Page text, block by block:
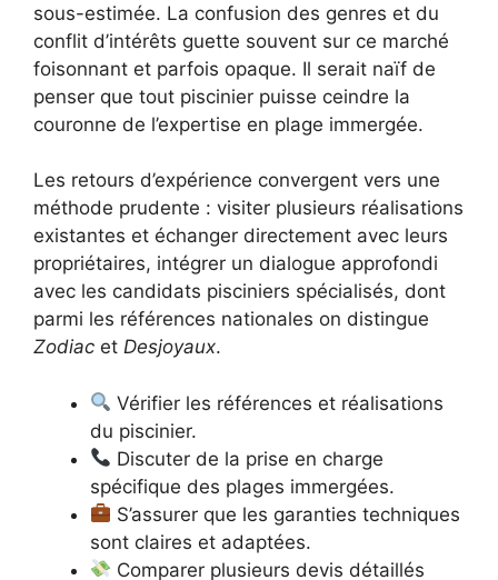
sous-estimée. La confusion des genres et du
conflit d’intérêts guette souvent sur ce marché
foisonnant et parfois opaque. Il serait naïf de
penser que tout piscinier puisse ceindre la
couronne de l’expertise en plage immergée.
Les retours d’expérience convergent vers une
méthode prudente : visiter plusieurs réalisations
existantes et échanger directement avec leurs
propriétaires, intégrer un dialogue approfondi
avec les candidats pisciniers spécialisés, dont
parmi les références nationales on distingue
Zodiac et Desjoyaux.
Vérifier les références et réalisations
du piscinier.
Discuter de la prise en charge
spécifique des plages immergées.
S’assurer que les garanties techniques
sont claires et adaptées.
Comparer plusieurs devis détaillés